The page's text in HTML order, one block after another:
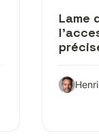
Lame
Henri